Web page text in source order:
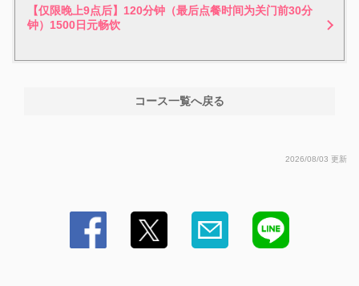
【仅限晚上9点后】120分钟（最后点餐时间为关门前30分
钟）1500日元畅饮
コース一覧へ戻る
2026/08/03 更新